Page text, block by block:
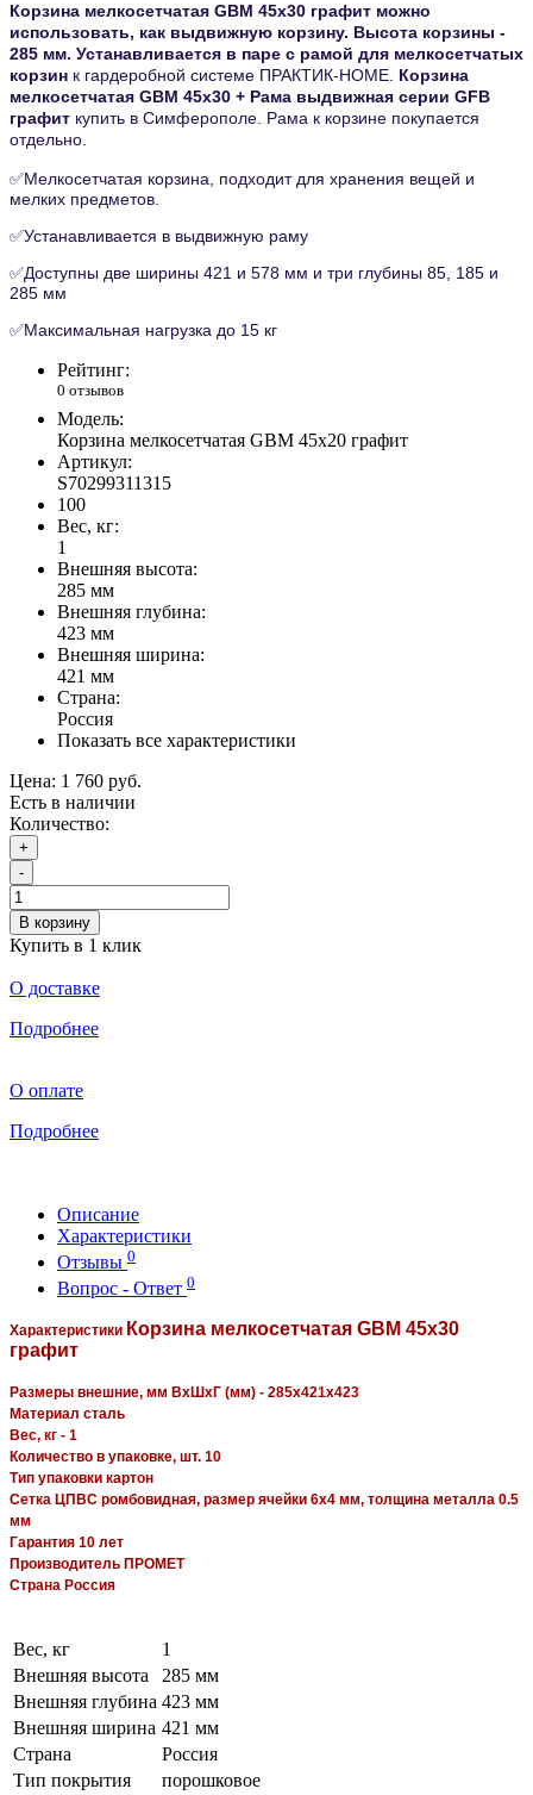
Корзина мелкосетчатая GBM 45х30 графит можно
использовать, как выдвижную корзину. Высота корзины -
285 мм. Устанавливается в паре с рамой для мелкосетчатых
корзин к гардеробной системе ПРАКТИК-HOME. Корзина
мелкосетчатая GBM 45х30 + Рама выдвижная серии GFB
графит купить в Симферополе. Рама к корзине покупается
отдельно.
✅Мелкосетчатая корзина, подходит для хранения вещей и
мелких предметов.
✅Устанавливается в выдвижную раму
✅Доступны две ширины 421 и 578 мм и три глубины 85, 185 и
285 мм
✅Максимальная нагрузка до 15 кг
Рейтинг:
0 отзывов
Модель:
Корзина мелкосетчатая GBM 45х20 графит
Артикул:
S70299311315
100
Вес, кг:
1
Внешняя высота:
285 мм
Внешняя глубина:
423 мм
Внешняя ширина:
421 мм
Страна:
Россия
Показать все характеристики
Цена: 1 760 руб.
Есть в наличии
Количество:
+
-
В корзину
Купить в 1 клик
О доставке
Подробнее
О оплате
Подробнее
Описание
Характеристики
Отзывы 0
Вопрос - Ответ 0
Характеристики Корзина мелкосетчатая GBM 45х30
графит
Размеры внешние, мм ВхШхГ (мм) - 285x421x423
Материал сталь
Вес, кг - 1
Количество в упаковке, шт. 10
Тип упаковки картон
Сетка ЦПВС ромбовидная, размер ячейки 6х4 мм, толщина металла 0.5
мм
Гарантия 10 лет
Производитель ПРОМЕТ
Страна Россия
Вес, кг
1
Внешняя высота
285 мм
Внешняя глубина 423 мм
Внешняя ширина 421 мм
Страна
Россия
Тип покрытия
порошковое